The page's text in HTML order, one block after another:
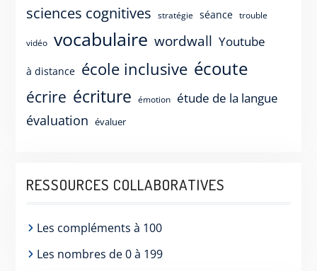
sciences cognitives stratégie séance trouble
vidéo vocabulaire wordwall Youtube
à distance école inclusive écoute
écrire écriture émotion étude de la langue
évaluation évaluer
RESSOURCES COLLABORATIVES
Les compléments à 100
Les nombres de 0 à 199